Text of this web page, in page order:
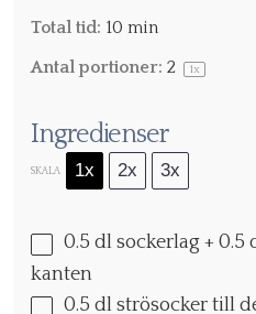
Total tid: 10 min
Antal portioner: 2 1x
Ingredienser
SKALA 1x 2x 3x
0.5 dl sockerlag + 0.5
kanten
0.5 dl strösocker till